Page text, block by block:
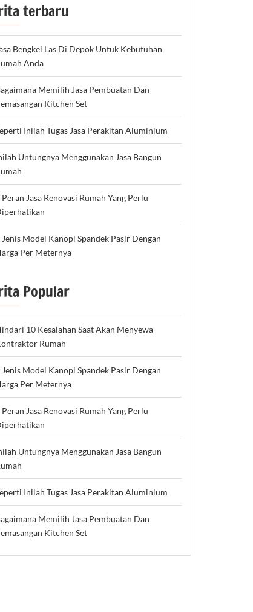
terbaru
Bengkel Las Di Depok Untuk Kebutuhan
Anda
Memilih Jasa Pembuatan Dan
Kitchen Set
Inilah Tugas Jasa Perakitan Aluminium
Untungnya Menggunakan Jasa Bangun
Peran Jasa Renovasi Rumah Yang Perlu
Jenis Model Kanopi Spandek Pasir Dengan
Per Meternya
Popular
10 Kesalahan Saat Akan Menyewa
Rumah
Jenis Model Kanopi Spandek Pasir Dengan
Per Meternya
Peran Jasa Renovasi Rumah Yang Perlu
Untungnya Menggunakan Jasa Bangun
Inilah Tugas Jasa Perakitan Aluminium
Memilih Jasa Pembuatan Dan
Kitchen Set